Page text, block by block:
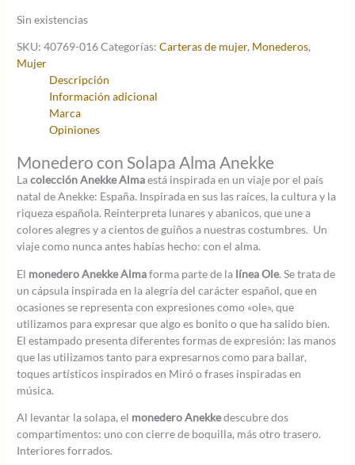
original
era:
es:
Sin existencias
SKU:40769-016Categorías:Carteras de mujer, Monederos,
Mujer
Descripción
Información adicional
Marca
Opiniones
Monedero con Solapa Alma Anekke
Lacolección Anekke Almaestá inspirada en un viaje por el país
natal de Anekke: España. Inspirada en sus las raíces, la cultura y la
riqueza española. Reinterpreta lunares y abanicos, que une a
colores alegres y a cientos de guiños a nuestras costumbres. Un
viaje como nunca antes habías hecho: con el alma.
El monedero Anekke Almaforma parte de la línea Ole. Se trata de
un cápsula inspirada en la alegría del carácter español, que en
ocasiones se representa con expresiones como «ole», que
utilizamos para expresar que algo es bonito o que ha salido bien.
El estampado presenta diferentes formas de expresión: las manos
que las utilizamos tanto para expresarnos como para bailar,
toques artísticos inspirados en Miró o frases inspiradas en
música.
Al levantar la solapa, el monedero Anekkedescubre dos
compartimentos: uno con cierre de boquilla, más otro trasero.
Interiores forrados.